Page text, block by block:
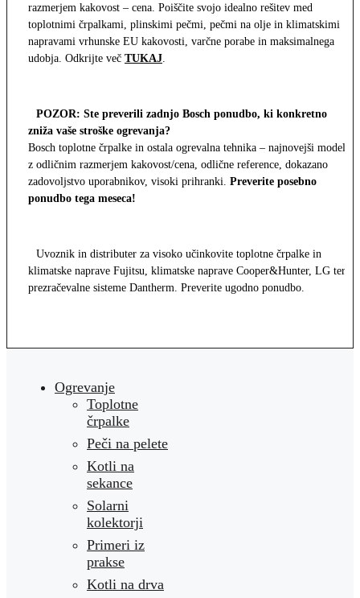
razmerjem kakovost – cena. Poiščite svojo idealno rešitev med
toplotnimi črpalkami, plinskimi pečmi, pečmi na olje in klimatskimi
napravami vrhunske EU kakovosti, varčne porabe in maksimalnega
udobja. Odkrijte več TUKAJ.
POZOR: Ste preverili zadnjo Bosch ponudbo, ki konkretno
zniža vaše stroške ogrevanja?
Bosch toplotne črpalke in ostala ogrevalna tehnika – najnovejši modeli
z odličnim razmerjem kakovost/cena, odlične reference, dokazano
zadovoljstvo uporabnikov, visoki prihranki. Preverite posebno
ponudbo tega meseca!
Uvoznik in distributer za visoko učinkovite toplotne črpalke in
klimatske naprave Fujitsu, klimatske naprave Cooper&Hunter, LG ter
prezračevalne sisteme Dantherm. Preverite ugodno ponudbo.
Ogrevanje
Toplotne
črpalke
Peči na pelete
Kotli na
sekance
Solarni
kolektorji
Primeri iz
prakse
Kotli na drva